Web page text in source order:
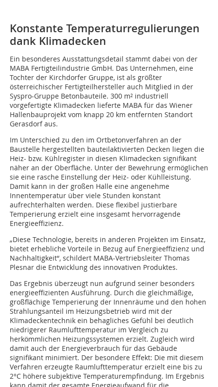
Konstante Temperaturregulierungen
dank Klimadecken
Ein besonderes Ausstattungsdetail stammt dabei von der
MABA Fertigteilindustrie GmbH. Das Unternehmen, eine
Tochter der Kirchdorfer Gruppe, ist als größter
österreichischer Fertigteilhersteller auch Mitglied in der
Syspro-Gruppe Betonbauteile. 300 m² industriell
vorgefertigte Klimadecken lieferte MABA für das Wiener
Hallenbauprojekt vom knapp 20 km entfernten Standort
Gerasdorf aus.
Im Unterschied zu den im Ortbetonverfahren an der
Baustelle hergestellten bauteilaktivierten Decken liegen die
Heiz- bzw. Kühlregister in diesen Klimadecken signifikant
näher an der Oberfläche. Unter der Bewehrung ermöglichen
sie eine rasche Einstellung der Heiz- oder Kühlleistung.
Damit kann in der großen Halle eine angenehme
Innentemperatur über viele Stunden konstant
aufrechterhalten werden. Diese flexibel justierbare
Temperierung erzielt eine insgesamt hervorragende
Energieeffizienz.
„Diese Technologie, bereits in anderen Projekten im Einsatz,
bietet erhebliche Vorteile in Bezug auf Energieeffizienz und
Nachhaltigkeit“, schildert MABA-Vertriebsleiter Thomas
Plesnar die Entwicklung des innovativen Produktes.
Das Ergebnis überzeugt nun aufgrund seiner besonders
energieeffizienten Ausführung. Durch die gleichmäßige,
großflächige Temperierung der Innenräume und den hohen
Strahlungsanteil im Heizungsbetrieb wird mit der
Klimadeckentechnik ein behagliches Gefühl bei deutlich
niedrigerer Raumlufttemperatur im Vergleich zu
herkömmlichen Heizungssystemen erzielt. Zugleich wird
damit auch der Energieverbrauch für das Gebäude
signifikant minimiert. Der besondere Effekt: Die mit diesem
Verfahren erzeugte Raumlufttemperatur erzielt eine bis zu
2°C höhere subjektive Temperaturempfindung. Im Ergebnis